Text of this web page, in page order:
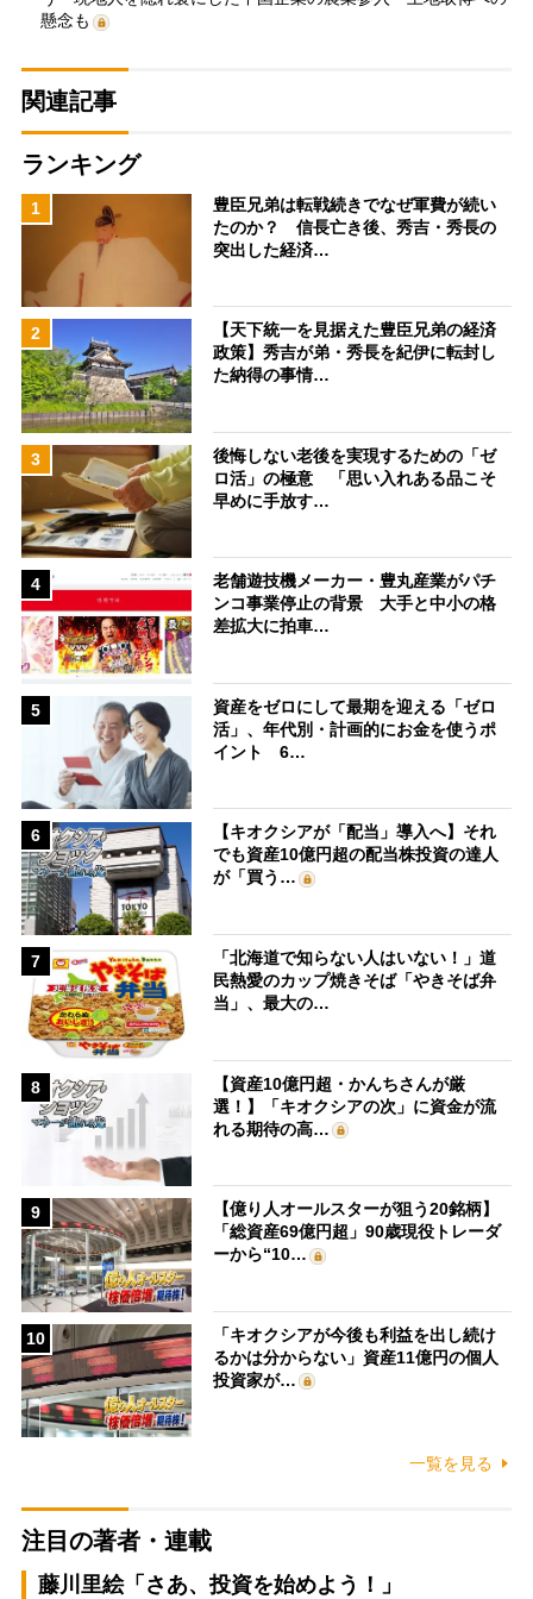
懸念も
関連記事
ランキング
1
豊臣兄弟は転戦続きでなぜ軍費が続い
たのか？ 信長亡き後、秀吉・秀長の
突出した経済…
2
【天下統一を見据えた豊臣兄弟の経済
政策】秀吉が弟・秀長を紀伊に転封し
た納得の事情…
3
後悔しない老後を実現するための「ゼ
ロ活」の極意 「思い入れある品こそ
早めに手放す…
4
老舗遊技機メーカー・豊丸産業がパチ
ンコ事業停止の背景 大手と中小の格
差拡大に拍車…
5
資産をゼロにして最期を迎える「ゼロ
活」、年代別・計画的にお金を使うポ
イント 6…
6
【キオクシアが「配当」導入へ】それ
でも資産10億円超の配当株投資の達人
が「買う…
7
「北海道で知らない人はいない！」道
民熱愛のカップ焼きそば「やきそば弁
当」、最大の…
8
【資産10億円超・かんちさんが厳
選！】「キオクシアの次」に資金が流
れる期待の高…
9
【億り人オールスターが狙う20銘柄】
「総資産69億円超」90歳現役トレーダ
ーから“10…
10
「キオクシアが今後も利益を出し続け
るかは分からない」資産11億円の個人
投資家が…
一覧を見る
注目の著者・連載
藤川里絵「さあ、投資を始めよう！」